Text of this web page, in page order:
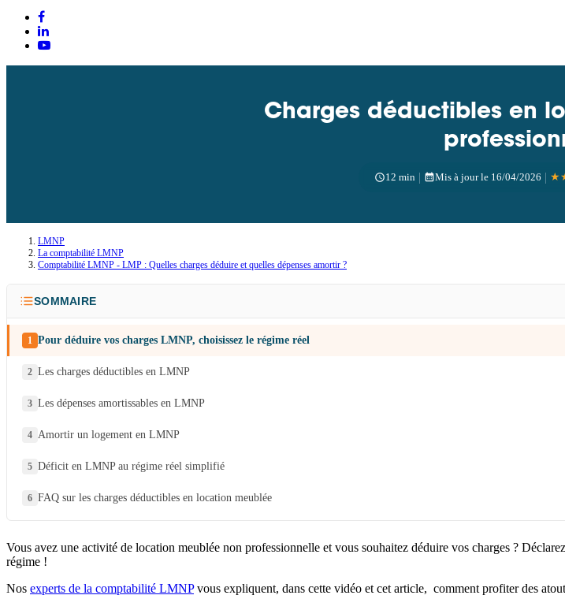
Charges déductibles en
12 min | Mis à jour le 16/04/2026 | ★
LMNP
La comptabilité LMNP
Comptabilité LMNP - LMP : Quelles charges déduire et quelles dépenses amortir ?
SOMMAIRE
Pour déduire vos charges LMNP, choisissez le régime réel
Les charges déductibles en LMNP
Les dépenses amortissables en LMNP
Amortir un logement en LMNP
Déficit en LMNP au régime réel simplifié
FAQ sur les charges déductibles en location meublée
Vous avez une activité de location meublée non professionnelle et vous souhaitez déduire vos charges ?
régime !
Nos experts de la comptabilité LMNPvous expliquent, dans cette vidéo et cet article, comment profiter des